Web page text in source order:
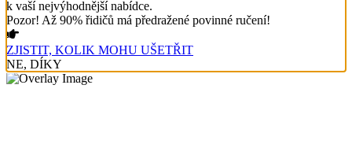
k vaší nejvýhodnější nabídce.
Pozor! Až 90% řidičů má předražené povinné ručení!
ZJISTIT, KOLIK MOHU UŠETŘIT
NE, DÍKY